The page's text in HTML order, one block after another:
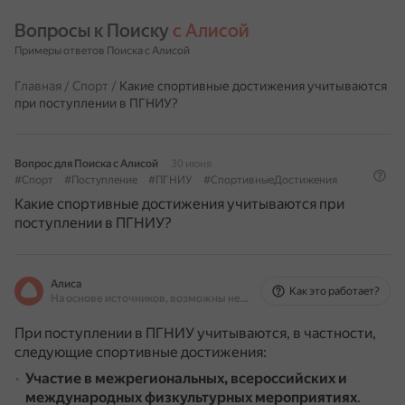
Вопросы к Поиску с Алисой
Примеры ответов Поиска с Алисой
Главная / Спорт / Какие спортивные достижения учитываются
при поступлении в ПГНИУ?
Вопрос для Поиска с Алисой
30 июня
#Спорт
#Поступление #ПГНИУ #СпортивныеДостижения
Какие спортивные достижения учитываются при
поступлении в ПГНИУ?
Алиса
На основе источников, возможны неточности
Как это работает?
При поступлении в ПГНИУ учитываются, в частности,
следующие спортивные достижения:
Участие в межрегиональных, всероссийских и
международных физкультурных мероприятиях.